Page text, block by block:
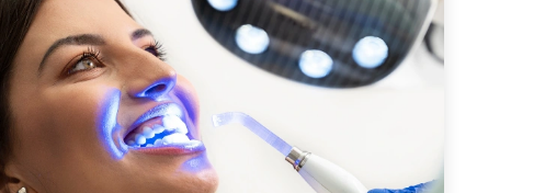
lorsque cela est possible et décrira
nombreux patients visitent une clinique